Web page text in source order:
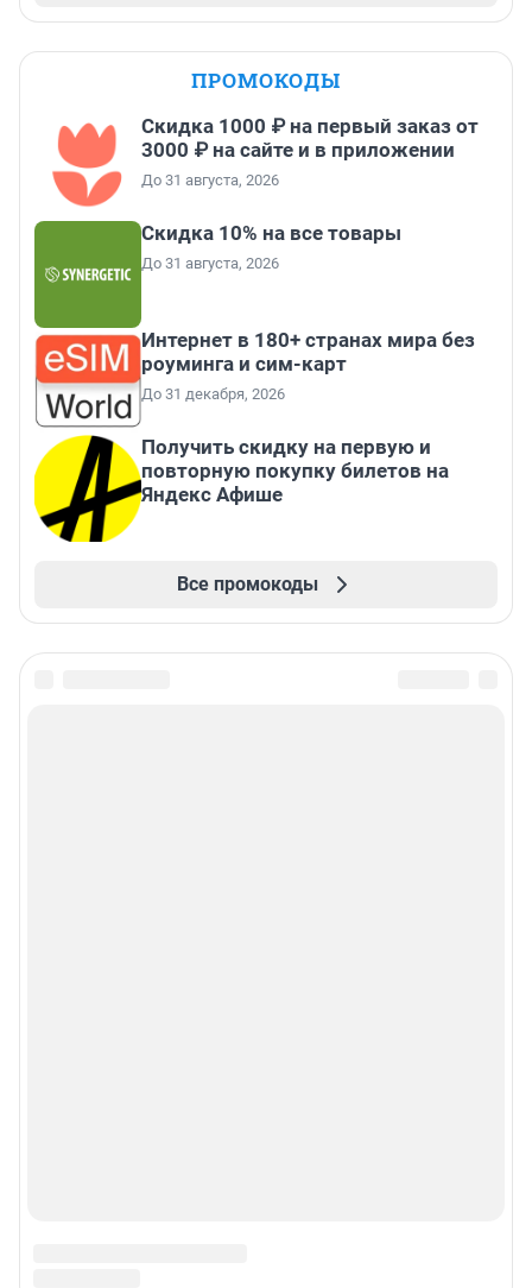
ПРОМОКОДЫ
Скидка 1000 ₽ на первый заказ от
3000 ₽ на сайте и в приложении
До 31 августа, 2026
Скидка 10% на все товары
До 31 августа, 2026
Интернет в 180+ странах мира без
роуминга и сим-карт
До 31 декабря, 2026
Получить скидку на первую и
повторную покупку билетов на
Яндекс Афише
Все промокоды